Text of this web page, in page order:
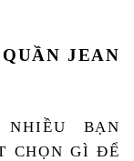
JEAN
BẠN
CHỌN GÌ ĐỂ